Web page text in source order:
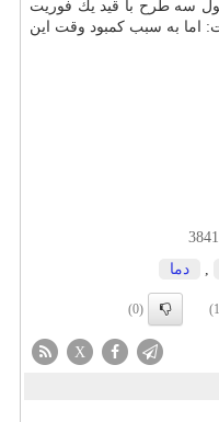
سه طرح با قید یك فوریت
اما به سبب كمبود وقت این
3841
دما
(0)
X